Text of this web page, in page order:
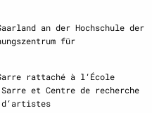
an der Hochschule der
für
rattaché à l‘École
et Centre de recherche
d‘artistes